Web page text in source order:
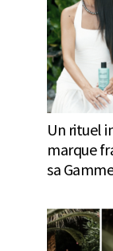
Un rituel
marque
sa